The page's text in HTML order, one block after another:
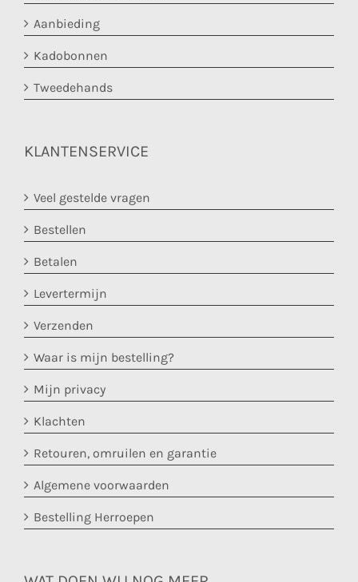
Aanbieding
Kadobonnen
Tweedehands
KLANTENSERVICE
Veel gestelde vragen
Bestellen
Betalen
Levertermijn
Verzenden
Waar is mijn bestelling?
Mijn privacy
Klachten
Retouren, omruilen en garantie
Algemene voorwaarden
Bestelling Herroepen